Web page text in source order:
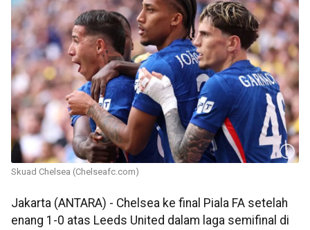
Skuad Chelsea (Chelseafc.com)
Jakarta (ANTARA) - Chelsea ke final Piala FA setelah
enang 1-0 atas Leeds United dalam laga semifinal di